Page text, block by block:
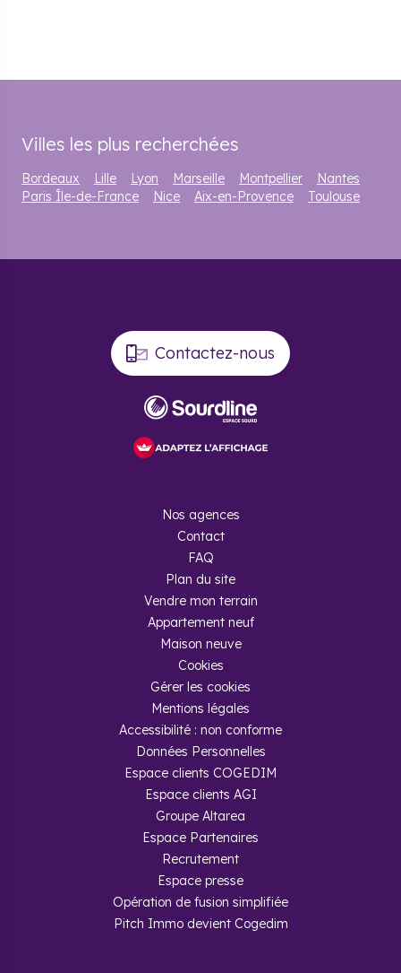
Villes les plus recherchées
Bordeaux Lille Lyon Marseille Montpellier
Nantes
Paris Île-de-France
Nice Aix-en-Provence Toulouse
Contactez-nous
Nos agences
Contact
FAQ
Plan du site
Vendre mon terrain
Appartement neuf
Maison neuve
Cookies
Gérer les cookies
Mentions légales
Accessibilité : non conforme
Données Personnelles
Espace clients COGEDIM
Espace clients AGI
Groupe Altarea
Espace Partenaires
Recrutement
Espace presse
Opération de fusion simplifiée
Pitch Immo devient Cogedim